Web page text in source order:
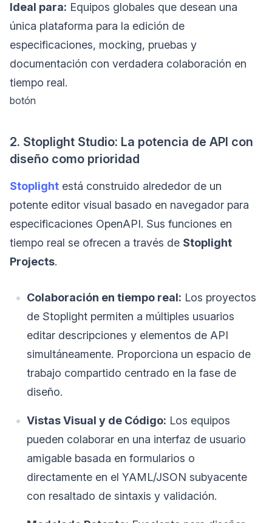
Ideal para: Equipos globales que desean una
única plataforma para la edición de
especificaciones, mocking, pruebas y
documentación con verdadera colaboración en
tiempo real.
botón
2. Stoplight Studio: La potencia de API con
diseño como prioridad
Stoplight está construido alrededor de un
potente editor visual basado en navegador para
especificaciones OpenAPI. Sus funciones en
tiempo real se ofrecen a través de Stoplight
Projects.
Colaboración en tiempo real: Los proyectos
de Stoplight permiten a múltiples usuarios
editar descripciones y elementos de API
simultáneamente. Proporciona un espacio de
trabajo compartido centrado en la fase de
diseño.
Vistas Visual y de Código: Los equipos
pueden colaborar en una interfaz de usuario
amigable basada en formularios o
directamente en el YAML/JSON subyacente
con resaltado de sintaxis y validación.